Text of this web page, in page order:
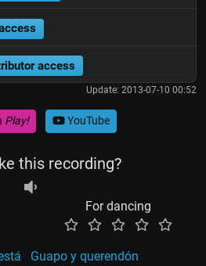
access
Update: 2013-07-10 00:52
Play! YouTube
this recording?
For dancing
Guapo y querendón